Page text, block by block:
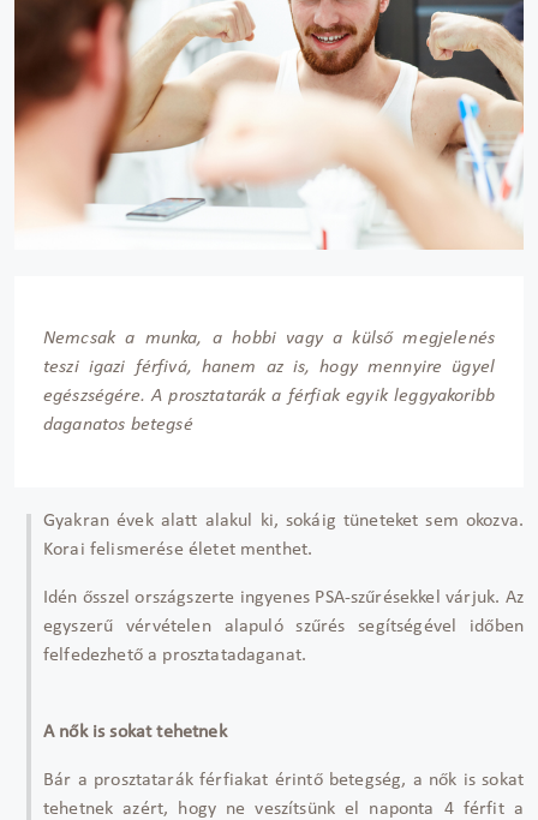
Nemcsak a munka, a hobbi vagy a külső megjelenés
teszi igazi férfivá, hanem az is, hogy mennyire ügyel
egészségére. A prosztatarák a férfiak egyik leggyakoribb
daganatos betegsé
Gyakranévek alatt alakul ki, sokáig tüneteket sem okozva.
Korai felismerése életet menthet.
Idénősszel országszerte ingyenes PSA-szűrésekkel várjuk. Az
egyszerű vérvételen alapuló szűrés segítségével időben
felfedezhető a prosztatadaganat.
A nők is sokat tehetnek
Bár a prosztatarák férfiakat érintő betegség, a nők is sokat
tehetnek azért, hogy ne veszítsünk el naponta 4 férfit a